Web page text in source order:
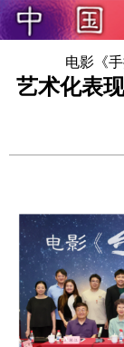
电影《
艺术化表